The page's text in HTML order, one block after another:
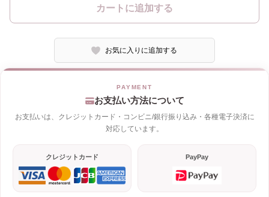
カートに追加する
お気に入りに追加する
お支払い方法について
お支払いは、クレジットカード・コンビニ/銀行振り込み・各種電子決済に
対応しています。
クレジットカード PayPay